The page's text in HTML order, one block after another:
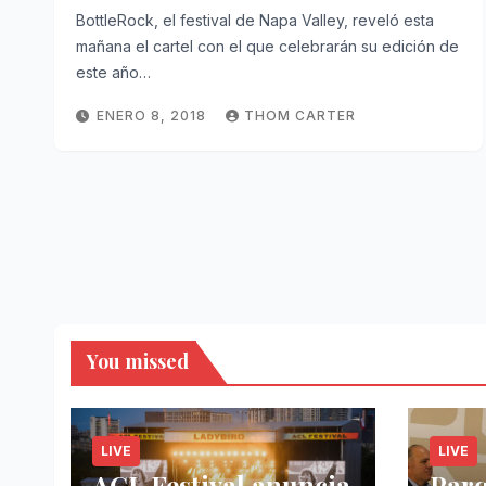
BottleRock, el festival de Napa Valley, reveló esta
mañana el cartel con el que celebrarán su edición de
este año…
ENERO 8, 2018 THOM CARTER
You missed
LIVE LIVE